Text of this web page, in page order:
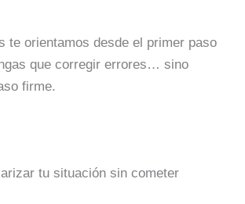
te orientamos desde el primer paso
que corregir errores… sino
firme.
tu situación sin cometer